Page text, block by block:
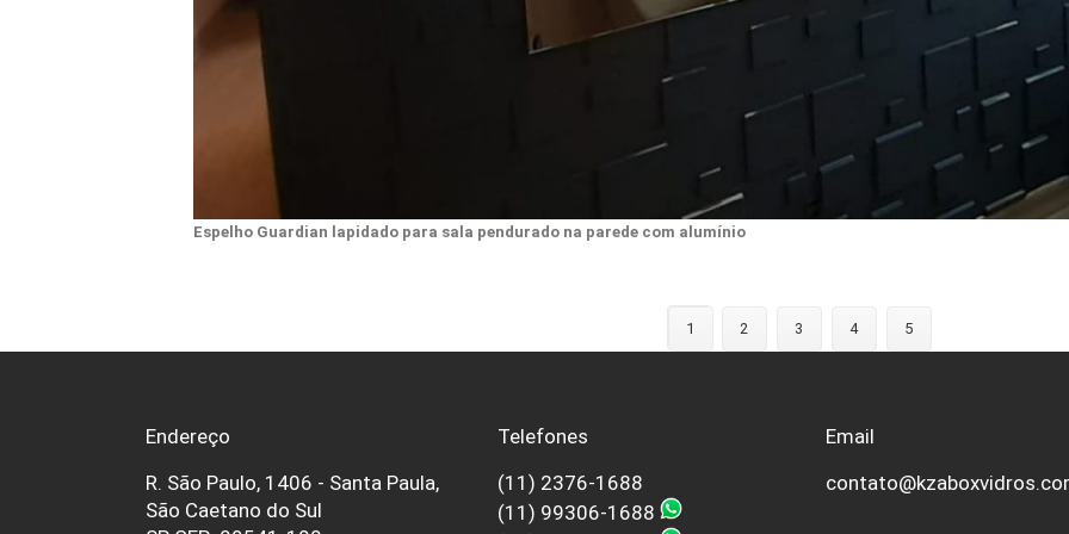
Espelho Guardian lapidado para sala pendurado na parede com alumínio
1 2 3 4 5
Endereço
R. São Paulo, 1406 - Santa Paula,
São Caetano do Sul
Telefones
(11) 2376-1688
(11) 99306-1688
Email